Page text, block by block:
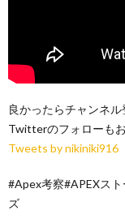
良かったらチャンネ
Twitterのフォローもお
Tweets by nikiniki916
#Apex考察#APEXス
ズ